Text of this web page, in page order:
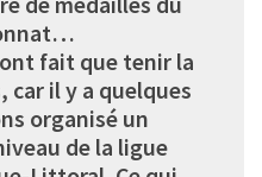
fait que tenir la
car il y a quelques
organisé un
de la ligue